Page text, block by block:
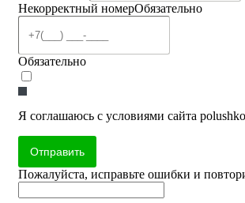
Некорректный номерОбязательно
Обязательно
Я соглашаюсь с условиями сайта
Отправить
Пожалуйста, исправьте ошибки и